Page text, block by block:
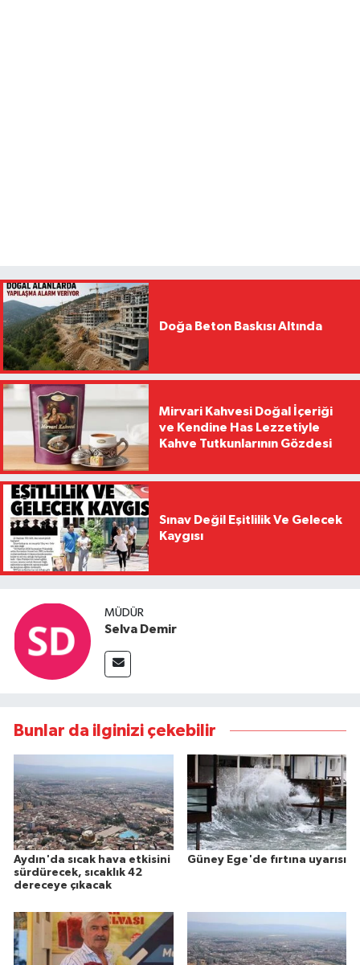
Doğa Beton Baskısı Altında
Mirvari Kahvesi Doğal İçeriği
ve Kendine Has Lezzetiyle
Kahve Tutkunlarının Gözdesi
Sınav Değil Eşitlilik Ve Gelecek
Kaygısı
MÜDÜR
Selva Demir
Bunlar da ilginizi çekebilir
Aydın'da sıcak hava etkisini
sürdürecek, sıcaklık 42
dereceye çıkacak
Güney Ege'de fırtına uyarısı